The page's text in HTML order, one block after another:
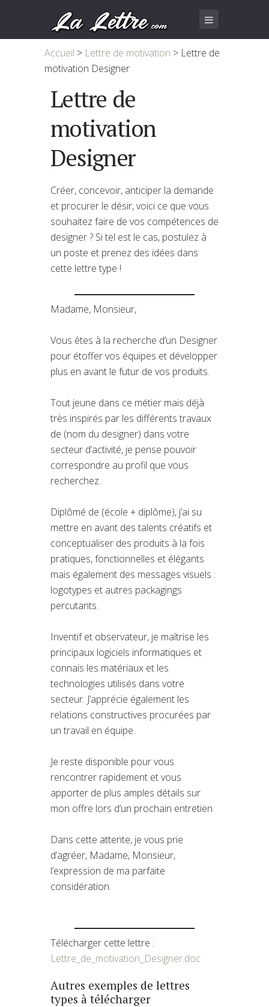
Accueil > Lettre de motivation > Lettre de
motivation Designer
Lettre de
motivation
Designer
Créer, concevoir, anticiper la demande
et procurer le désir, voici ce que vous
souhaitez faire de vos compétences de
designer ? Si tel est le cas, postulez à
un poste et prenez des idées dans
cette lettre type !
Madame, Monsieur,
Vous êtes à la recherche d’un Designer
pour étoffer vos équipes et développer
plus en avant le futur de vos produits.
Tout jeune dans ce métier mais déjà
très inspirés par les différents travaux
de (nom du designer) dans votre
secteur d’activité, je pense pouvoir
correspondre au profil que vous
recherchez.
Diplômé de (école + diplôme), j’ai su
mettre en avant des talents créatifs et
conceptualiser des produits à la fois
pratiques, fonctionnelles et élégants
mais également des messages visuels :
logotypes et autres packagings
percutants.
Inventif et observateur, je maîtrise les
principaux logiciels informatiques et
connais les matériaux et les
technologies utilisés dans votre
secteur. J’apprécie également les
relations constructives procurées par
un travail en équipe.
Je reste disponible pour vous
rencontrer rapidement et vous
apporter de plus amples détails sur
mon offre lors d’un prochain entretien.
Dans cette attente, je vous prie
d’agréer, Madame, Monsieur,
l’expression de ma parfaite
considération.
Télécharger cette lettre :
Lettre_de_motivation_Designer.doc
Autres exemples de lettres
types à télécharger